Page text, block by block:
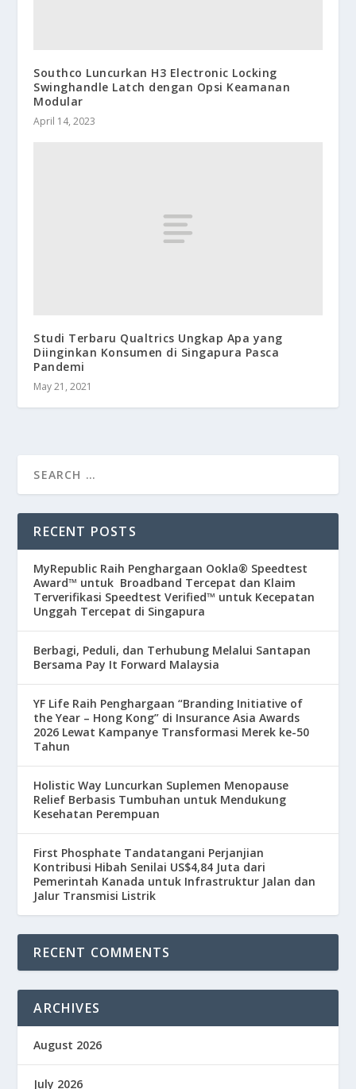
Southco Luncurkan H3 Electronic Locking
Swinghandle Latch dengan Opsi Keamanan
Modular
April 14, 2023
Studi Terbaru Qualtrics Ungkap Apa yang
Diinginkan Konsumen di Singapura Pasca
Pandemi
May 21, 2021
RECENT POSTS
MyRepublic Raih Penghargaan Ookla® Speedtest
Award™ untuk Broadband Tercepat dan Klaim
Terverifikasi Speedtest Verified™ untuk Kecepatan
Unggah Tercepat di Singapura
Berbagi, Peduli, dan Terhubung Melalui Santapan
Bersama Pay It Forward Malaysia
YF Life Raih Penghargaan “Branding Initiative of
the Year – Hong Kong” di Insurance Asia Awards
2026 Lewat Kampanye Transformasi Merek ke-50
Tahun
Holistic Way Luncurkan Suplemen Menopause
Relief Berbasis Tumbuhan untuk Mendukung
Kesehatan Perempuan
First Phosphate Tandatangani Perjanjian
Kontribusi Hibah Senilai US$4,84 Juta dari
Pemerintah Kanada untuk Infrastruktur Jalan dan
Jalur Transmisi Listrik
RECENT COMMENTS
ARCHIVES
August 2026
July 2026